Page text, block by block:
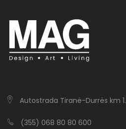
Autostrada Tiranë-Durrës km 1.
(355) 068 80 80 600